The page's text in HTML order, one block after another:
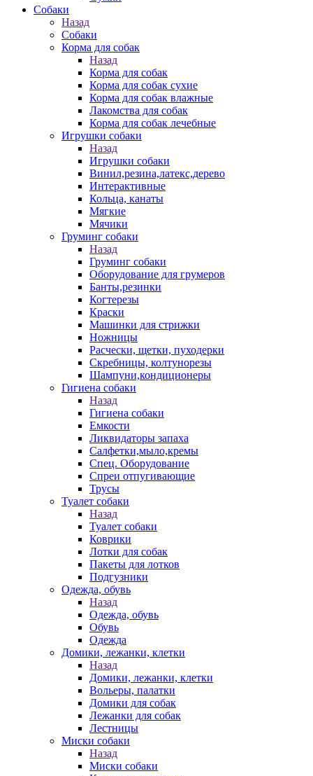
Собаки
Назад
Собаки
Корма для собак
Назад
Корма для собак
Корма для собак сухие
Корма для собак влажные
Лакомства для собак
Корма для собак лечебные
Игрушки собаки
Назад
Игрушки собаки
Винил,резина,латекс,дерево
Интерактивные
Кольца, канаты
Мягкие
Мячики
Груминг собаки
Назад
Груминг собаки
Оборудование для грумеров
Банты,резинки
Когтерезы
Краски
Машинки для стрижки
Ножницы
Расчески, щетки, пуходерки
Скребницы, колтунорезы
Шампуни,кондиционеры
Гигиена собаки
Назад
Гигиена собаки
Емкости
Ликвидаторы запаха
Салфетки,мыло,кремы
Спец. Оборудование
Спреи отпугивающие
Трусы
Туалет собаки
Назад
Туалет собаки
Коврики
Лотки для собак
Пакеты для лотков
Подгузники
Одежда, обувь
Назад
Одежда, обувь
Обувь
Одежда
Домики, лежанки, клетки
Назад
Домики, лежанки, клетки
Вольеры, палатки
Домики для собак
Лежанки для собак
Лестницы
Миски собаки
Назад
Миски собаки